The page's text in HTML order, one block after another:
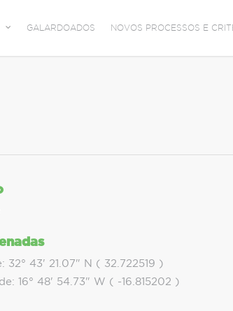
GALARDOADOS NOVOS PROCESSOS E
32° 43' 21.07" N ( 32.722519 )
16° 48' 54.73" W ( -16.815202 )